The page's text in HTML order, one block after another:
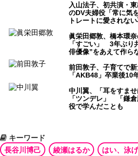
入山法子、初共演・
のDV夫婦役「常に気
トレートに愛されな
眞栄田郷敦、橋本環
「すごい」 3年ぶ
俳優像”をあえて作ら
前田敦子、子育てで
「AKB48」卒業後10
中川翼、「耳をすま
「ツンデレ」 「鎌
役で学んだことも
キーワード
長谷川博己
綾瀬はるか はい、泳